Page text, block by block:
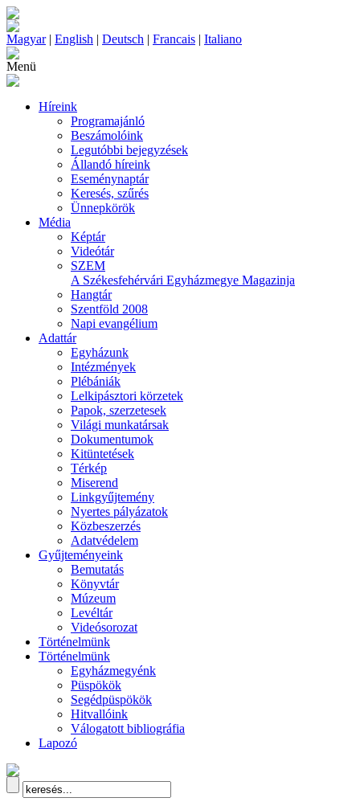
Magyar| English | Deutsch | Francais | Italiano
Menü
Híreink
Programajánló
Beszámolóink
Legutóbbi bejegyzések
Állandó híreink
Eseménynaptár
Keresés, szűrés
Ünnepkörök
Média
Képtár
Videótár
SZEM
A Székesfehérvári Egyházmegye Magazinja
Hangtár
Szentföld 2008
Napi evangélium
Adattár
Egyházunk
Intézmények
Plébániák
Lelkipásztori körzetek
Papok, szerzetesek
Világi munkatársak
Dokumentumok
Kitüntetések
Térkép
Miserend
Linkgyűjtemény
Nyertes pályázatok
Közbeszerzés
Adatvédelem
Gyűjteményeink
Bemutatás
Könyvtár
Múzeum
Levéltár
Videósorozat
Történelmünk
Történelmünk
Egyházmegyénk
Püspökök
Segédpüspökök
Hitvallóink
Válogatott bibliográfia
Lapozó